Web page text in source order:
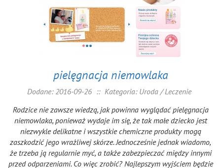
pielęgnacja niemowlaka
Dodane: 2016-09-26 :: Kategoria: Uroda / Leczenie
Rodzice nie zawsze wiedzą, jak powinna wyglądać pielęgnacja
niemowlaka, ponieważ wydaje im się, że tak małe dziecko jest
niezwykle delikatne i wszystkie chemiczne produkty mogą
zaszkodzić jego wrażliwej skórze. Jednocześnie jednak wiadomo,
że trzeba ją regularnie myć, a także zabezpieczać między innymi
przed odparzeniami. Co więc zrobić? Najlepszym wyjściem będzie